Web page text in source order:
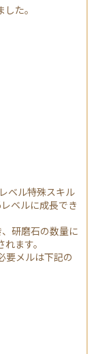
た。
ベル特殊スキル
ベルに成長でき
研磨石の数量に
ます。
メルは下記の